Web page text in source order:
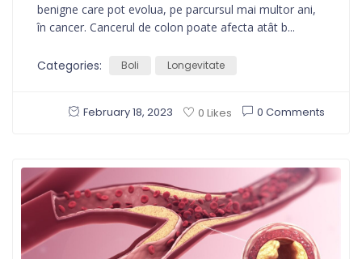
benigne care pot evolua, pe parcursul mai multor ani,
în cancer. Cancerul de colon poate afecta atât b...
Categories: Boli Longevitate
February 18, 2023 0 Likes 0 Comments